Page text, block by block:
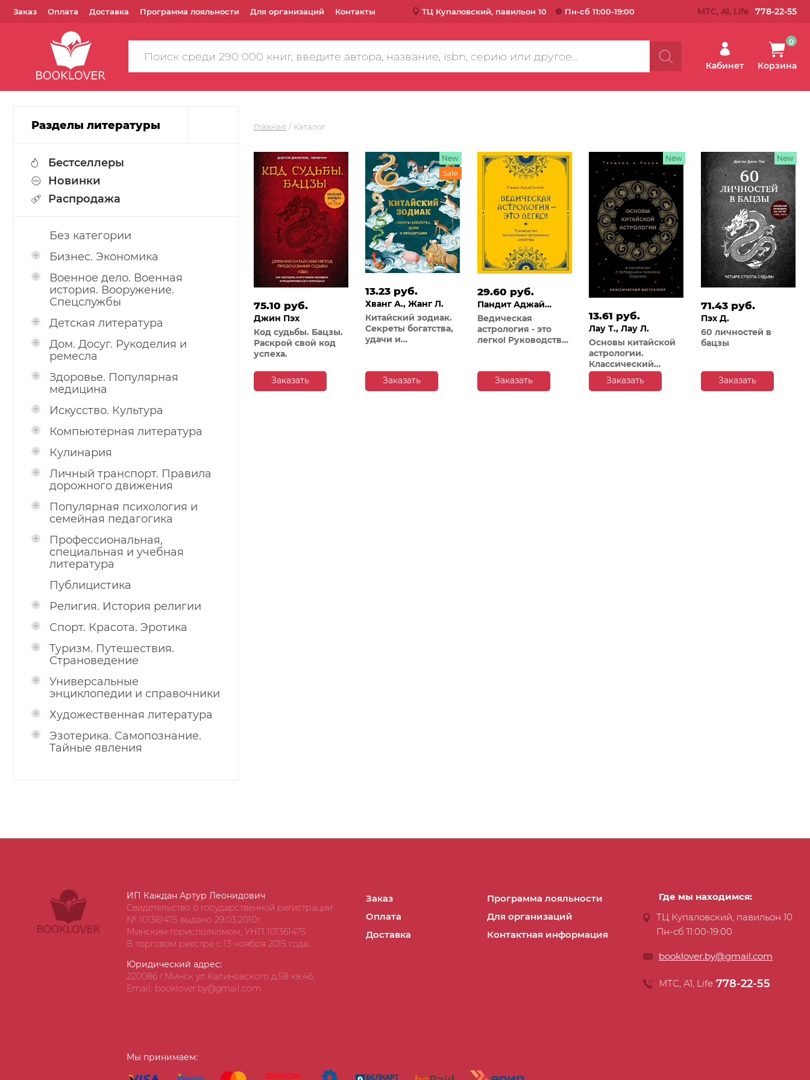
Заказ Оплата Доставка Программа лояльности Для организаций Контакты ТЦ Купаловский, павильон 10 Пн-сб 11:00-19:00 МТС, A1, Life 778-22-55
Поиск
по
Кабинет Корзина
0
Разделы литературы
Бестселлеры
Новинки
Распродажа
Без категории
Бизнес. Экономика
Военное дело. Военная
история. Вооружение.
Спецслужбы
Детская литература
Дом. Досуг. Рукоделия и
ремесла
Здоровье. Популярная
медицина
Искусство. Культура
Компьютерная литература
Кулинария
Личный транспорт. Правила
дорожного движения
Популярная психология и
семейная педагогика
Профессиональная,
специальная и учебная
литература
Публицистика
Религия. История религии
Спорт. Красота. Эротика
Туризм. Путешествия.
Страноведение
Универсальные
энциклопедии и справочники
Художественная литература
Эзотерика. Самопознание.
Тайные явления
Главная Каталог
75.10 руб.
Джин Пэх
Код судьбы. Бацзы.
Раскрой свой код
успеха.
Заказать
13.23 руб.
Хванг А., Жанг Л.
Китайский зодиак.
Секреты богатства,
удачи и
New
Sale
Заказать
29.60 руб.
Пандит Аджай
Бхамби
Ведическая
астрология - это
легко! Руководство
джйотиш
Заказать
13.61 руб.
Лау Т., Лау Л.
Основы китайской
астрологии.
Классический
бестселлер
New
Заказать
71.43 руб.
Пэх Д.
60 личностей в
бацзы
New
Заказать
ИП Каждан Артур Леонидович
Свидетельство о государственной регистрации
№ 101361475 выдано 29.03.2010г.
Минским горисполкомом, УНП 101361475
В торговом реестре с 13 ноября 2015 года.
Юридический адрес:
220086 г.Минск ул.Калиновского д.58 кв.46,
Email: booklover.by@gmail.com
Заказ
Оплата
Доставка
Программа лояльности
Для организаций
Контактная информация
Мы принимаем:
Где мы находимся:
ТЦ Купаловский, павильон 10
Пн-сб 11:00-19:00
booklover.by@gmail.com
МТС, А1, Life 778-22-55